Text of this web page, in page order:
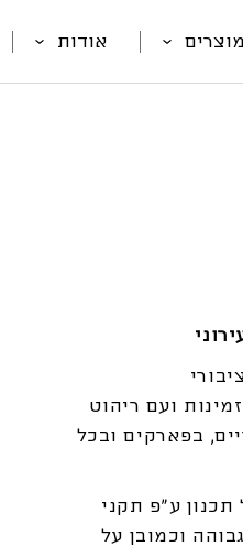
מוצרים אודות
הציבורי
ועם ריהוט
בפארקים ובכל
ע”פ תקני
וכמובן על